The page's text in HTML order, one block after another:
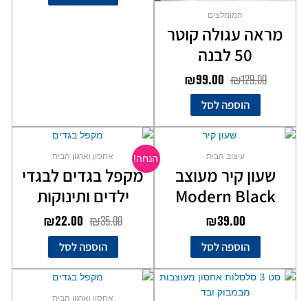
המומלצים
מראה עגולה קוטר
50 לבנה
₪129.00
₪99.00
הוספה לסל
עיצוב הבית
שעון קיר מעוצב
Modern Black
₪39.00
הוספה לסל
הנחה! אחסון וארגון הבית
מקפל בגדים לבגדי
ילדים ותינוקות
₪35.00
המחיר
המקורי
₪35.00.
₪22.00
₪22.00.
הוספה לסל
אחסון וארגון הבית